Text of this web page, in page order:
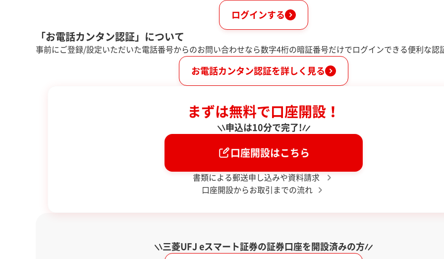
ログインする
「お電話カンタン認証」について
事前にご登録/設定いただいた電話番号からのお問い合わせなら数字4桁の暗証番号だけでログインできる便利な認
お電話カンタン認証を詳しく見る
まずは無料で口座開設！
申込は10分で完了!
口座開設はこちら
書類による郵送申し込みや資料請求
口座開設からお取引までの流れ
三菱UFJ eスマート証券の証券口座を 開設済みの方